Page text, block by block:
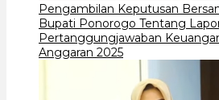
Pengambilan Keputusan
Bupati Ponorogo Tentang
Pertanggungjawaban
Anggaran 2025